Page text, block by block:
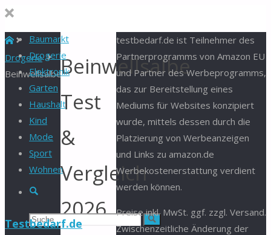
Baumarkt
Drogerie
Elektronik
Garten
Haushalt
Kind
Mode
Sport
Wohnen
Suche
Suchen Suche
Testbedarf.de
Start
Drogerie
BeinwellsalbeBeinwellsalbe
Test
&
Vergleich
2026
testbedarf.de ist Teilnehmer des
Partnerprogramms von Amazon EU
und Partner des Werbeprogramms,
das zur Bereitstellung eines
Mediums für Websites konzipiert
wurde, mittels dessen durch die
Platzierung von Werbeanzeigen
und Links zu amazon.de
Werbekostenerstattung verdient
werden können.
Preise inkl. MwSt. ggf. zzgl. Versand.
Zwischenzeitliche Änderung der